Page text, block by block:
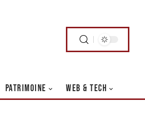
PATRIMOINE WEB & TECH